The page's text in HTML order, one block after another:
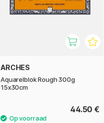
ARCHES
Aquarelblok Rough 300g
15x30cm
44.50 €